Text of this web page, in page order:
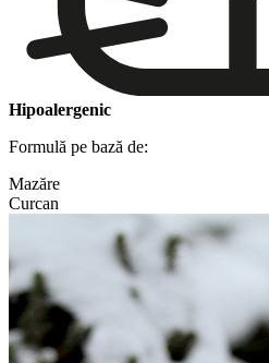
Hipoalergenic
Formulă pe bază de:
Mazăre
Curcan